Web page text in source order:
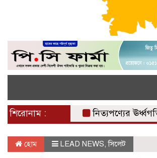
শিরোনাম : নিত্যপণ্যের ঊর্ধ্বগতি
হোম LEAD NEWS,সিলেট